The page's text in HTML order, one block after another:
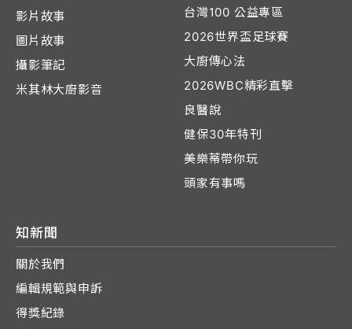
影片故事
圖片故事
攝影筆記
米其林大廚影音
台灣100 公益專區
2026世界盃足球賽
大廚傳心法
2026WBC精彩直擊
良醫說
健保30年特刊
美樂蒂帶你玩
頭家有事嗎
知新聞
關於我們
編輯規範與申訴
得獎紀錄